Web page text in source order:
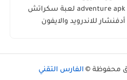
adventure apk لعبة سكراتش
أدفنشار للاندرويد والايفون
محفوظة © الفارس التقني